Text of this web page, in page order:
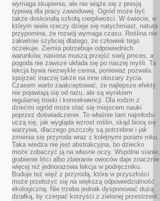
wymaga skupienia, ale nie wiąże się z presją
typową dla pracy zawodowej. Ogród może być
także doskonałą szkołą cierpliwości. W świecie, w
którym wiele rzeczy dzieje się natychmiast, natura
przypomina, że rozwój wymaga czasu. Roślina nie
zakwitnie szybciej dlatego, że człowiek tego
oczekuje. Ziemia potrzebuje odpowiednich
warunków, nasiona muszą przejść swój proces, a
pogoda nie zawsze układa się po naszej myśli. Ta
lekcja bywa niezwykle cenna, ponieważ pozwala
spojrzeć inaczej także na inne obszary życia.
Czasem warto zaakceptować, że najlepsze efekty
nie pojawiają się od razu, ale są wynikiem
regularnej troski i konsekwencji. Dla rodzin z
dziećmi ogród może stać się miejscem nauki
poprzez doświadczenie. To właśnie tam najmłodsi
uczą się, jak wygląda wzrost roślin, skąd biorą się
warzywa, dlaczego pszczoły są potrzebne i jak
zmienia się przyroda wraz z kolejnymi porami roku.
Taka wiedza nie jest abstrakcyjna, bo dziecko
może zobaczyć ją na własne oczy. Wspólne sianie,
grabienie liści albo zbieranie owoców daje znacznie
więcej niż jednorazowa lekcja w podręczniku.
Buduje też więź z przyrodą, która w przyszłości
może przełożyć się na większą odpowiedzialność
ekologiczną. Nie trzeba jednak dysponować dużą
działką, by czerpać korzyści z zielonej przestrzeni.